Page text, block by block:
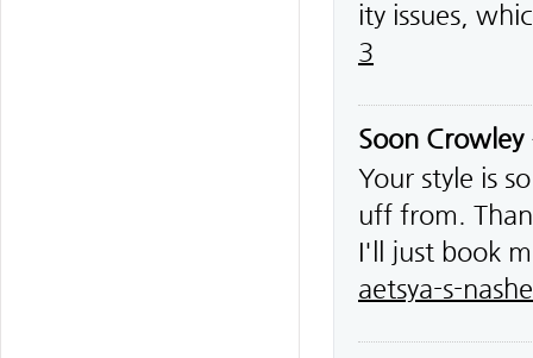
ity issues,
3
Soon Crowley
Your style is
uff from.
I'll just book
aetsya-s-